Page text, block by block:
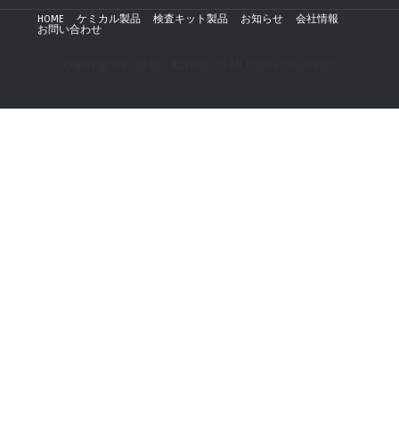
HOME ケミカル製品 検査キット製品 お知らせ
会社情報
お問い合わせ